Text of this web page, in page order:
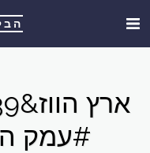
#עמק